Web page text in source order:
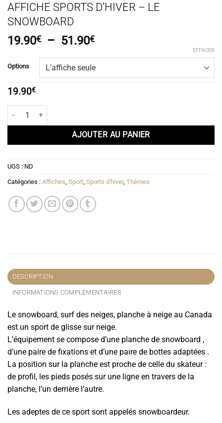
AFFICHE SPORTS D’HIVER – LE
SNOWBOARD
19.90€ – 51.90€Plage
prix :
19.90€
Options
EFFACER
19.90€
quantité de Affiche Sports d'hiver - Le snowboard
AJOUTER AU PANIER
UGS : ND
Catégories : Affiches, Sport, Sports d'hiver, Thèmes
DESCRIPTION
INFORMATIONS COMPLÉMENTAIRES
Le snowboard, surf des neiges, planche à neige au Canada
est un sport de glisse sur neige.
L’équipement se compose d’une planche de snowboard ,
d’une paire de fixations et d’une paire de bottes adaptées .
La position sur la planche est proche de celle du skateur :
de profil, les pieds posés sur une ligne en travers de la
planche, l’un derrière l’autre.
Les adeptes de ce sport sont appelés snowboardeur.